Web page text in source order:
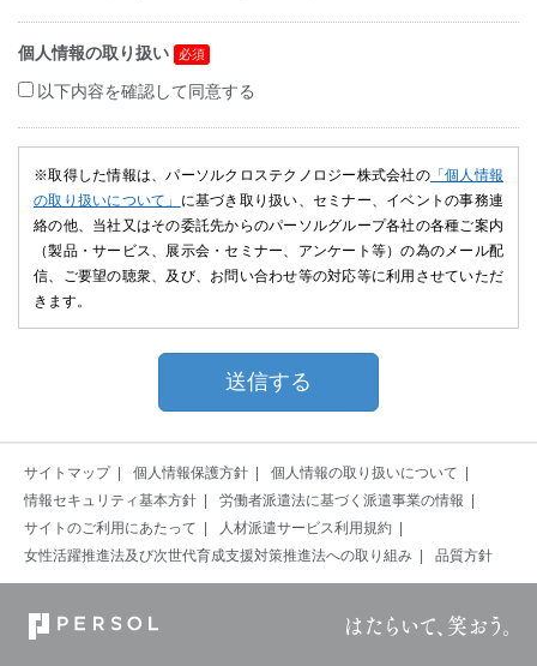
個人情報の取り扱い
以下内容を確認して同意する
※取得した情報は、パーソルクロステクノロジー株式会社の「個人情報
の取り扱いについて」
に基づき取り扱い、セミナー、イベントの事務連
絡の他、当社又はその委託先からのパーソルグループ各社の各種ご案内
（製品・サービス、展示会・セミナー、アンケート等）の為のメール配
信、ご要望の聴衆、及び、お問い合わせ等の対応等に利用させていただ
きます。
サイトマップ 個人情報保護方針
個人情報の取り扱いについて
情報セキュリティ基本方針
労働者派遣法に基づく派遣事業の情報
サイトのご利用にあたって
人材派遣サービス利用規約
女性活躍推進法及び次世代育成支援対策推進法への取り組み
品質方針